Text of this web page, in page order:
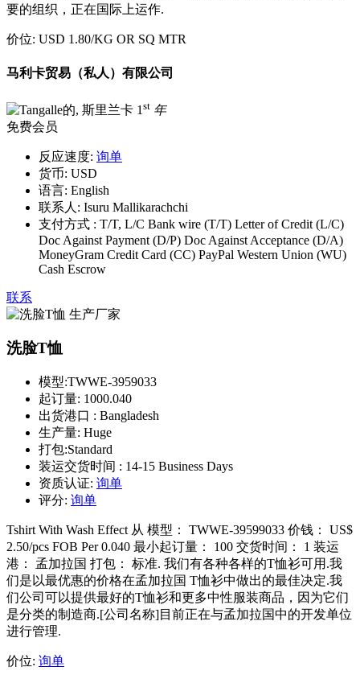
要的组织，正在国际上运作.
价位: USD 1.80/KG OR SQ MTR
马利卡贸易（私人）有限公司
1 st 年
免费会员
反应速度: 询单
货币: USD
语言: English
联系人: Isuru Mallikarachchi
支付方式 : T/T, L/C Bank wire (T/T) Letter of Credit (L/C)
Doc Against Payment (D/P) Doc Against Acceptance (D/A)
MoneyGram Credit Card (CC) PayPal Western Union (WU)
Cash Escrow
联系
洗脸T恤
模型:TWWE-3959033
起订量: 1000.040
出货港口 : Bangladesh
生产量: Huge
打包:Standard
装运交货时间 : 14-15 Business Days
资质认证: 询单
评分: 询单
Tshirt With Wash Effect 从 模型： TWWE-39599033 价钱： US$
2.50/pcs FOB Per 0.040 最小起订量： 100 交货时间： 1 装运
港： 孟加拉国 打包： 标准. 我们有各种各样的T恤衫可用.我
们是以最优惠的价格在孟加拉国 T恤衫中做出的最佳决定.我
们公司可以提供最好的T恤衫和更多中性服装商品，因为它们
是分类的制造商.[公司名称]目前正在与孟加拉国中的开发单位
进行管理.
价位: 询单